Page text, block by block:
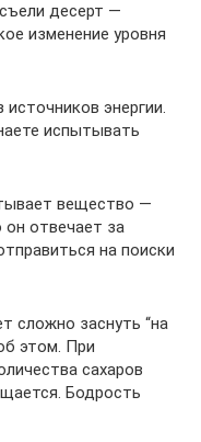
десерт —
изменение уровня
источников энергии.
испытывать
вещество —
он отвечает за
на поиски
сложно заснуть “на
этом. При
сахаров
Бодрость